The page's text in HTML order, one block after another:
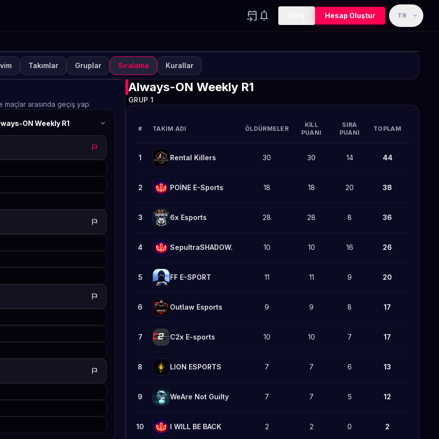
event_upcoming notifications Hesap Oluştur TR expand_more
KAPALI
GAMES Always-ON Pubg Mobile
65
Turnuva
0000 00
Takımlar Gruplar Sıralama Kurallar
maçlar arasında geçiş yap.
ON Weekly R1 expand_more
flag
flag
flag
flag
Always-ON Weekly R1
GRUP 1
# TAKIM ADI ÖLDÜRMELER
KILL
PUANI
SIRA
PUANI
TOPLAM
1 Rental Killers 30 30 14 44
2 POİNE E-Sports 18 18 20 38
3 6x Esports 28 28 8 36
4 SepultraSHADOW. 10 10 16 26
5 FF E-SPORT 11 11 9 20
6 Outlaw Esports 9 9 8 17
7 C2x E-sports 10 10 7 17
8 LION ESPORTS 7 7 6 13
9 WeAre Not Guilty 7 7 5 12
10 I WILL BE BACK 2 2 0 2